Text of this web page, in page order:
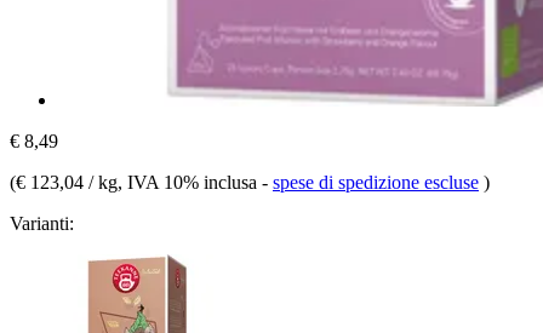
€ 8,49
(€ 123,04 / kg, IVA 10% inclusa - spese di spedizione escluse )
Varianti: